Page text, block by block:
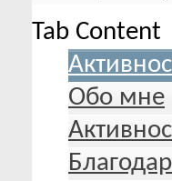
Tab Content
Обо мне